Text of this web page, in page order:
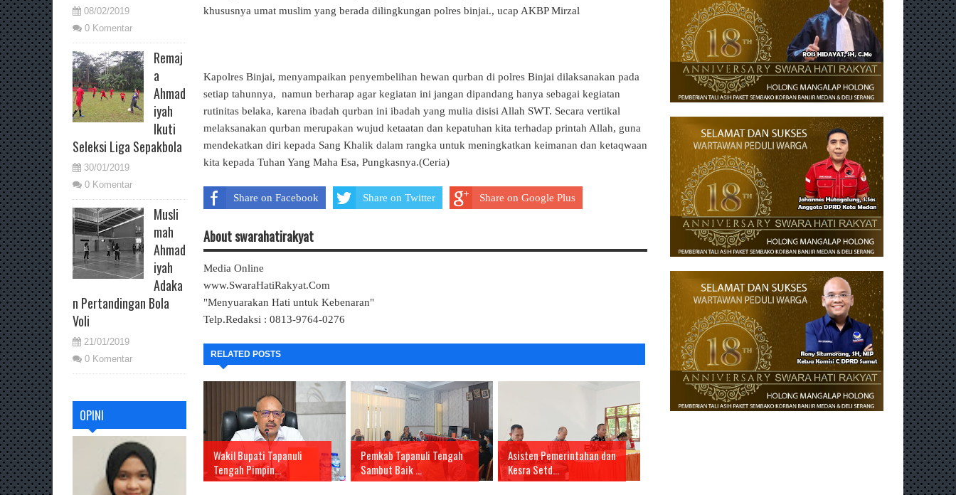
08/02/2019
0 Komentar
Remaj
a
Ahmad
iyah
Ikuti
Seleksi Liga Sepakbola
30/01/2019
0 Komentar
Musli
mah
Ahmad
iyah
Adaka
n Pertandingan Bola
Voli
21/01/2019
0 Komentar
OPINI
khususnya umat muslim yang berada dilingkungan polres binjai., ucap AKBP Mirzal
Kapolres Binjai, menyampaikan penyembelihan hewan qurban di polres Binjai dilaksanakan pada
setiap tahunnya, namun berharap agar kegiatan ini jangan dipandang hanya sebagai kegiatan
rutinitas belaka, karena ibadah qurban ini ibadah yang mulia disisi Allah SWT. Secara vertikal
melaksanakan qurban merupakan wujud ketaatan dan kepatuhan kita terhadap printah Allah, guna
mendekatkan diri kepada Sang Khalik dalam rangka untuk meningkatkan keimanan dan ketaqwaan
kita kepada Tuhan Yang Maha Esa, Pungkasnya.(Ceria)
Share on Facebook Share on Twitter Share on Google Plus
About swarahatirakyat
Media Online
www.SwaraHatiRakyat.Com
"Menyuarakan Hati untuk Kebenaran"
Telp.Redaksi : 0813-9764-0276
RELATED POSTS
Wakil Bupati Tapanuli
Tengah Pimpin...
Pemkab Tapanuli Tengah
Sambut Baik ...
Asisten Pemerintahan dan
Kesra Setd...